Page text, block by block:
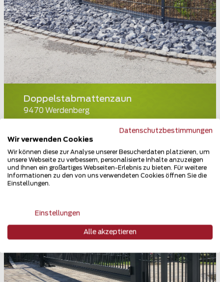
Doppelstabmattenzaun
9470 Werdenberg
Teilen
Datenschutzbestimmungen
Wir verwenden Cookies
Wir können diese zur Analyse unserer Besucherdaten platzieren, um
unsere Webseite zu verbessern, personalisierte Inhalte anzuzeigen
und Ihnen ein großartiges Webseiten-Erlebnis zu bieten. Für weitere
Informationen zu den von uns verwendeten Cookies öffnen Sie die
Einstellungen.
Einstellungen
Alle akzeptieren